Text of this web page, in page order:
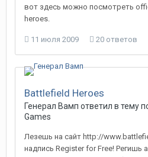
вот здесь можно посмотреть
heroes.
11 июля 2009 20 ответов
Battlefield Heroes
Генерал Вамп ответил в тему
Games
Лезешь на сайт http://
надпись Register for Free! Регишь